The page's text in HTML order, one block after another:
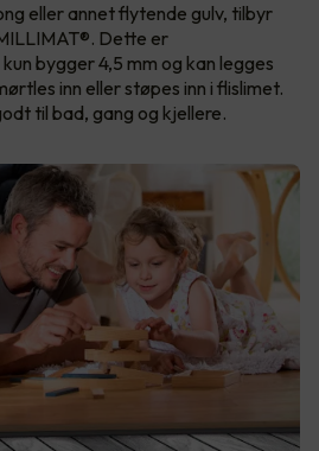
eller annet flytende gulv, tilbyr
Dette er
bygger 4,5 mm og kan legges
inn eller støpes inn i flislimet.
til bad, gang og kjellere.